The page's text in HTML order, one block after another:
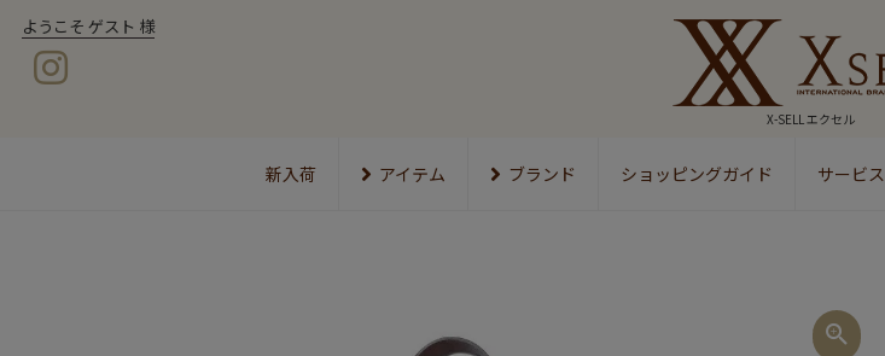
ようこそ ゲスト 様
X-SELL エクセル
新入荷 アイテム ブランド ショッピングガイド サービス
検索